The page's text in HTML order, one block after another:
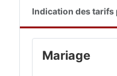
Indication des tarifs
Mariage